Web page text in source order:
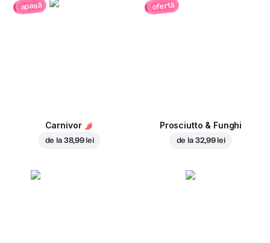
apasă
Carnivor
de la 38,99 lei
ofertă
Prosciutto & Funghi
de la 32,99 lei